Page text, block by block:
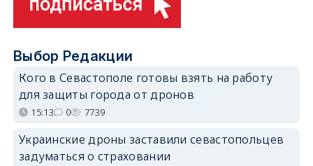
Выбор Редакции
Кого в Севастополе готовы взять на работу
для защиты города от дронов
15:13 0 7739
Украинские дроны заставили севастопольцев
задуматься о страховании